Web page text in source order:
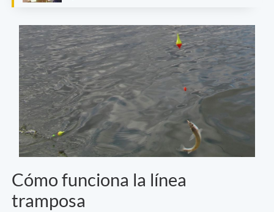
Cómo funciona la línea
tramposa